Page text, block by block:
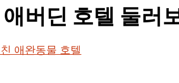
버딘 호텔 둘러
애완동물 호텔